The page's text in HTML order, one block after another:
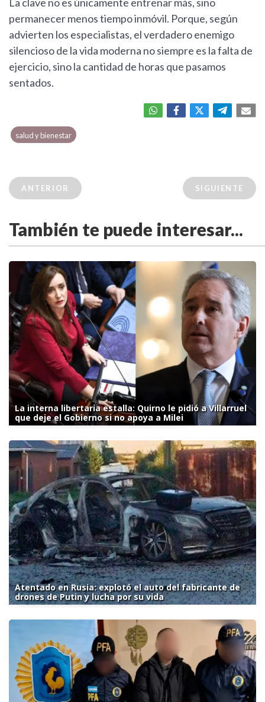
La clave no es únicamente entrenar más, sino
permanecer menos tiempo inmóvil. Porque, según
advierten los especialistas, el verdadero enemigo
silencioso de la vida moderna no siempre es la falta de
ejercicio, sino la cantidad de horas que pasamos
sentados.
salud y bienestar
ANTERIOR SIGUIENTE
También te puede interesar...
La interna libertaria estalla: Quirno le pidió a Villarruel
que deje el Gobierno si no apoya a Milei
Atentado en Rusia: explotó el auto del fabricante de
drones de Putin y lucha por su vida